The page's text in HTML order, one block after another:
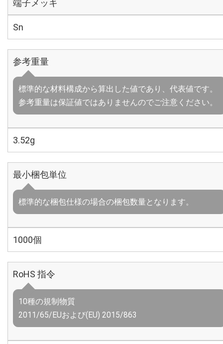
端子メッキ
Sn
参考重量
標準的な材料構成から算出した値であり、代表値です。
参考重量は保証値ではありませんのでご注意ください。
3.52g
最小梱包単位
標準的な梱包仕様の場合の梱包数量となります。
1000個
RoHS 指令
10種の規制物質
2011/65/EUおよび(EU) 2015/863